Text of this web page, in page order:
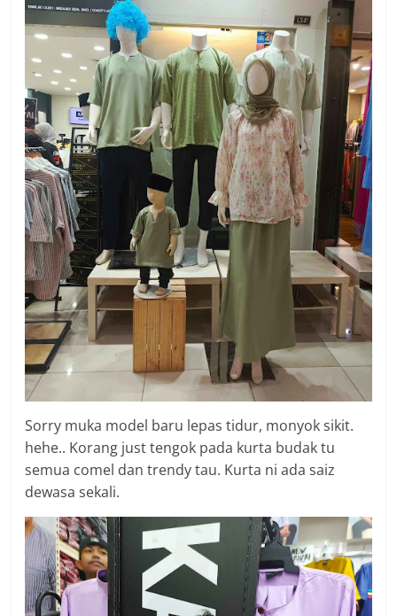
Sorry muka model baru lepas tidur, monyok sikit.
hehe.. Korang just tengok pada kurta budak tu
semua comel dan trendy tau. Kurta ni ada saiz
dewasa sekali.